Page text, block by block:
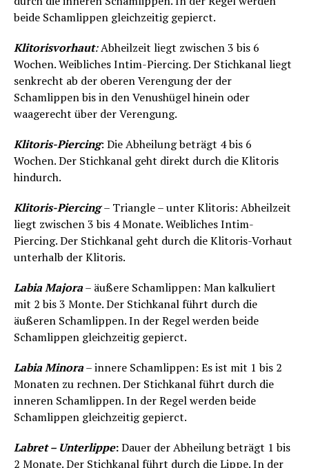
beide Schamlippen gleichzeitig gepierct.
Klitorisvorhaut:Abheilzeit liegt zwischen 3 bis 6
Wochen. Weibliches Intim-Piercing. Der Stichkanal liegt
senkrecht ab der oberen Verengung der der
Schamlippen bis in den Venushügel hinein oder
waagerecht über der Verengung.
Klitoris-Piercing: Die Abheilung beträgt 4 bis 6
Wochen. Der Stichkanal geht direkt durch die Klitoris
hindurch.
Klitoris-Piercing – Triangle – unter Klitoris: Abheilzeit
liegt zwischen 3 bis 4 Monate. Weibliches Intim-
Piercing. Der Stichkanal geht durch die Klitoris-Vorhaut
unterhalb der Klitoris.
Labia Majora– äußere Schamlippen: Man kalkuliert
mit 2 bis 3 Monte. Der Stichkanal führt durch die
äußeren Schamlippen. In der Regel werden beide
Schamlippen gleichzeitig gepierct.
Labia Minora– innere Schamlippen: Es ist mit 1 bis 2
Monaten zu rechnen. Der Stichkanal führt durch die
inneren Schamlippen. In der Regel werden beide
Schamlippen gleichzeitig gepierct.
Labret – Unterlippe:Dauer der Abheilung beträgt 1 bis
2 Monate. Der Stichkanal führt durch die Lippe. In der